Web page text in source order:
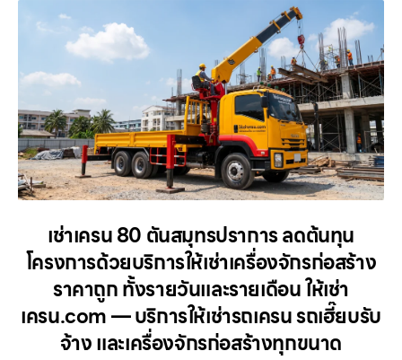
เช่าเครน 80 ตันสมุทรปราการ ลดต้นทุน
โครงการด้วยบริการให้เช่าเครื่องจักรก่อสร้าง
ราคาถูก ทั้งรายวันและรายเดือน ให้เช่า
เครน.com — บริการให้เช่ารถเครน รถเฮี๊ยบรับ
จ้าง และเครื่องจักรก่อสร้างทุกขนาด